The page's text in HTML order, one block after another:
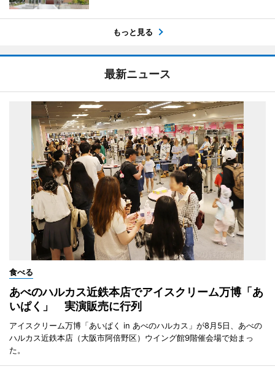
もっと見る
最新ニュース
食べる
あべのハルカス近鉄本店でアイスクリーム万博「あ
いぱく」 実演販売に行列
アイスクリーム万博「あいぱく in あべのハルカス」が8月5日、あべの
ハルカス近鉄本店（大阪市阿倍野区）ウイング館9階催会場で始まっ
た。